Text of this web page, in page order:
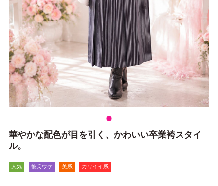
華やかな配色が目を引く、かわいい卒業袴スタイ
ル。
人気 彼氏ウケ 美系 カワイイ系